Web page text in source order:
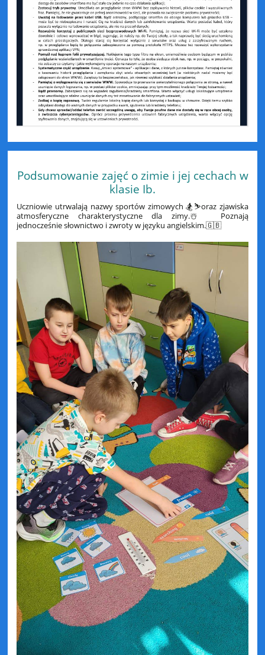
Podsumowanie zajęć o zimie i jej cechach w
klasie Ib.
Uczniowie utrwalają nazwy sportów zimowych 🏂⛷️oraz zjawiska
atmosferyczne charakterystyczne dla zimy.☃️ Poznają
jednocześnie słownictwo i zwroty w języku angielskim.🇬🇧